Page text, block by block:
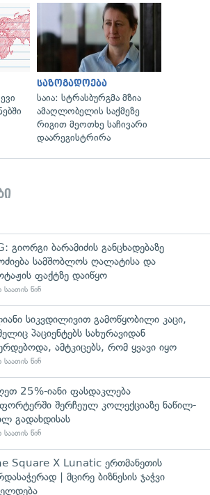
საზოგადოება
საია: სტრასბურგმა მზია
ამაღლობელის საქმეზე
რიგით მეოთხე საჩივარი
დაარეგისტრირა
გიორგი ბარამიძის განცხადებაზე
სამშობლოს ღალატისა და
ფაქტზე დაიწყო
წინ
სიკვდილივით გამოწყობილი კაცი,
პაციენტებს სახურავიდან
ამტკიცებს, რომ ყვავი იყო
წინ
25%-იანი ფასდაკლება
შერჩეულ კოლექციაზე ნაწილ-
გადახდისას
წინ
Square X Lunatic ერთმანეთის
| მცირე ბიზნესის ჯაჭვი